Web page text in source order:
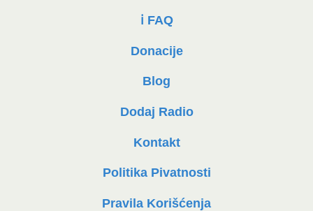
ℹ️ FAQ
Donacije
Blog
Dodaj Radio
Kontakt
Politika Pivatnosti
Pravila Korišćenja